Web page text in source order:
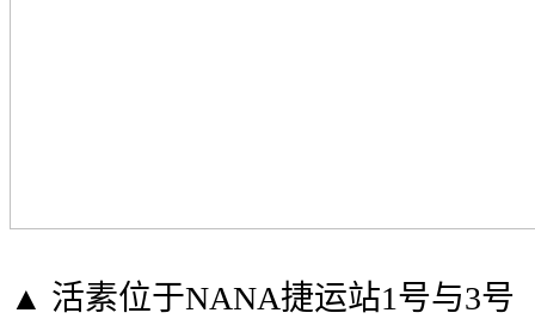
▲ 活素位于NANA捷运站1号与3号